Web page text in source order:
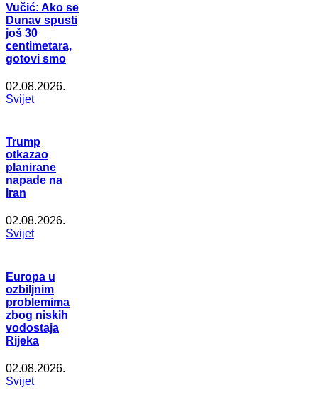
Vučić: Ako se
Dunav spusti
još 30
centimetara,
gotovi smo
02.08.2026.
Svijet
Trump
otkazao
planirane
napade na
Iran
02.08.2026.
Svijet
Europa u
ozbiljnim
problemima
zbog niskih
vodostaja
Rijeka
02.08.2026.
Svijet